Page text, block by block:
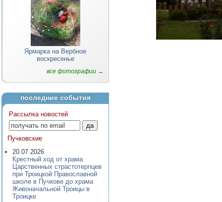
Ярмарка на Вербное
воскресенье
все фотографии →
последние события
Рассылка новостей
Пучковские
20.07.2026
Крестный ход от храма
Царственных страстотерпцев
при Троицкой Православной
школе в Пучкове до храма
Живоначальной Троицы в
Троицке